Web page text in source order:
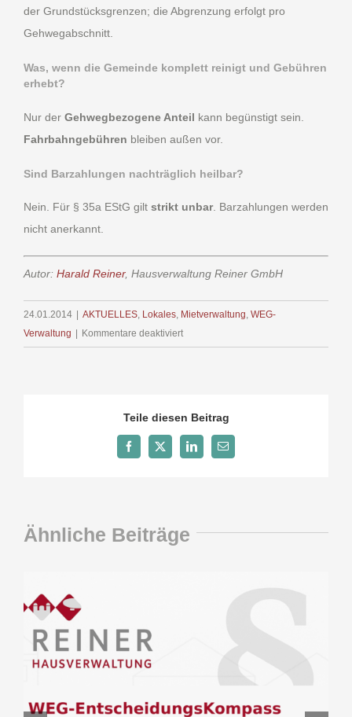
der Grundstücksgrenzen; die Abgrenzung erfolgt pro
Gehwegabschnitt.
Was, wenn die Gemeinde komplett reinigt und Gebühren
erhebt?
Nur der Gehwegbezogene Anteil kann begünstigt sein.
Fahrbahngebühren bleiben außen vor.
Sind Barzahlungen nachträglich heilbar?
Nein. Für § 35a EStG gilt strikt unbar. Barzahlungen werden
nicht anerkannt.
Autor: Harald Reiner, Hausverwaltung Reiner GmbH
24.01.2014 AKTUELLES, Lokales, Mietverwaltung, WEG-
Verwaltung
Kommentare deaktiviertfür
Teile diesen Beitrag
Facebook
X LinkedIn
E-
Mail
Ähnliche Beiträge